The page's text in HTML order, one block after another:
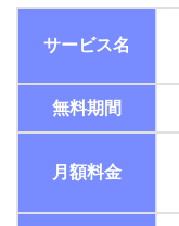
サービス名
無料期間
月額料金